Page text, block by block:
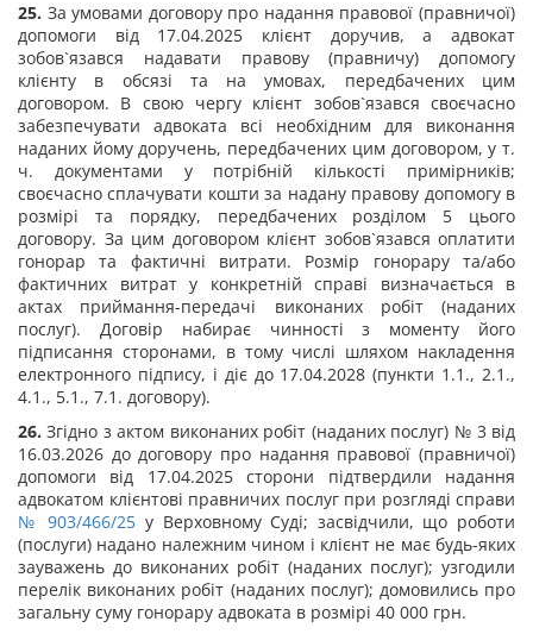
25. За умовами договору про надання правової (правничої)
допомоги від 17.04.2025 клієнт доручив, а адвокат
зобов`язався надавати правову (правничу) допомогу
клієнту в обсязі та на умовах, передбачених цим
договором. В свою чергу клієнт зобов`язався своєчасно
забезпечувати адвоката всі необхідним для виконання
наданих йому доручень, передбачених цим договором, у т.
ч. документами у потрібній кількості примірників;
своєчасно сплачувати кошти за надану правову допомогу в
розмірі та порядку, передбачених розділом 5 цього
договору. За цим договором клієнт зобов`язався оплатити
гонорар та фактичні витрати. Розмір гонорару та/або
фактичних витрат у конкретній справі визначається в
актах приймання-передачі виконаних робіт (наданих
послуг). Договір набирає чинності з моменту його
підписання сторонами, в тому числі шляхом накладення
електронного підпису, і діє до 17.04.2028 (пункти 1.1., 2.1.,
4.1., 5.1., 7.1. договору).
26.Згідно з актом виконаних робіт (наданих послуг) № 3 від
16.03.2026 до договору про надання правової (правничої)
допомоги від 17.04.2025 сторони підтвердили надання
адвокатом клієнтові правничих послуг при розгляді справи
№ 903/466/25 у Верховному Суді; засвідчили, що роботи
(послуги) надано належним чином і клієнт не має будь-яких
зауважень до виконаних робіт (наданих послуг); узгодили
перелік виконаних робіт (наданих послуг); домовились про
загальну суму гонорару адвоката в розмірі 40 000 грн.